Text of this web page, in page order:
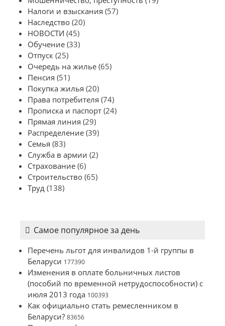
Налоги и взыскания (57)
Наследство (20)
НОВОСТИ (45)
Обучение (33)
Отпуск (25)
Очередь на жилье (65)
Пенсия (51)
Покупка жилья (20)
Права потребителя (74)
Прописка и паспорт (24)
Прямая линия (29)
Распределение (39)
Семья (83)
Служба в армии (2)
Страхование (6)
Строительство (65)
Труд (138)
Самое популярное за день
Перечень льгот для инвалидов 1-й группы в
Беларуси 177390
Изменения в оплате больничных листов
(пособий по временной нетрудоспособности) с
июля 2013 года 100393
Как официально стать ремесленником в
Беларуси? 83656